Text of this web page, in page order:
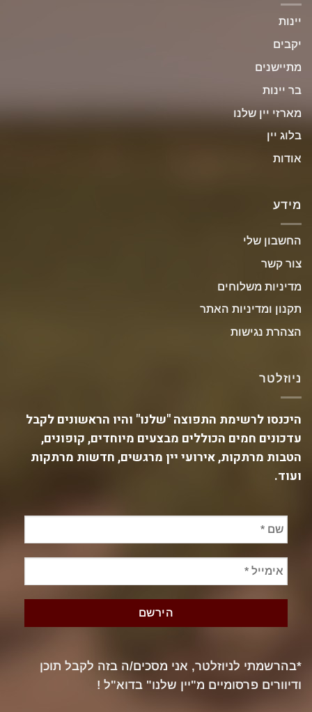
יינות
יקבים
מתיישנים
בר יינות
מארזי יין שלנו
בלוג יין
אודות
מידע
החשבון שלי
צור קשר
מדיניות משלוחים
תקנון ומדיניות האתר
הצהרת נגישות
ניוזלטר
היכנסו לרשימת התפוצה "שלנו" והיו הראשונים לקבל
עדכונים חמים הכוללים מבצעים מיוחדים, קופונים,
הטבות מרתקות, אירועי יין מרגשים, חדשות מרתקות
ועוד.
*בהרשמתי לניוזלטר, אני מסכים/ה בזה לקבל תוכן
ודיוורים פרסומיים מ"יין שלנו" בדוא"ל !